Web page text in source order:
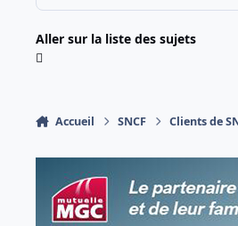
Aller sur la liste des sujets
Accueil SNCF Clients de